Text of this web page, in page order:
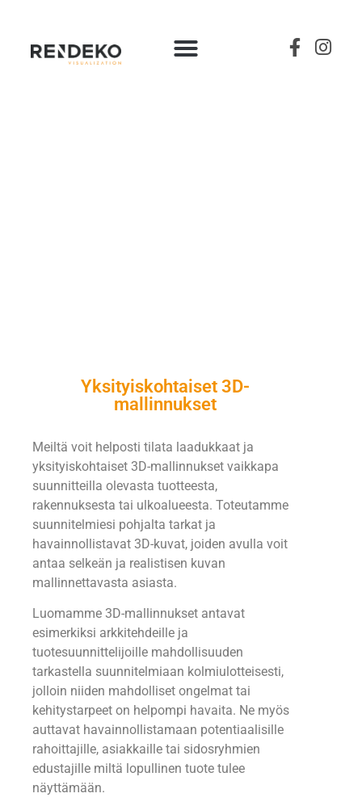
Yksityiskohtaiset 3D-
mallinnukset
Meiltä voit helposti tilata laadukkaat ja
yksityiskohtaiset 3D-mallinnukset vaikkapa
suunnitteilla olevasta tuotteesta,
rakennuksesta tai ulkoalueesta. Toteutamme
suunnitelmiesi pohjalta tarkat ja
havainnollistavat 3D-kuvat, joiden avulla voit
antaa selkeän ja realistisen kuvan
mallinnettavasta asiasta.
Luomamme 3D-mallinnukset antavat
esimerkiksi arkkitehdeille ja
tuotesuunnittelijoille mahdollisuuden
tarkastella suunnitelmiaan kolmiulotteisesti,
jolloin niiden mahdolliset ongelmat tai
kehitystarpeet on helpompi havaita. Ne myös
auttavat havainnollistamaan potentiaalisille
rahoittajille, asiakkaille tai sidosryhmien
edustajille miltä lopullinen tuote tulee
näyttämään.